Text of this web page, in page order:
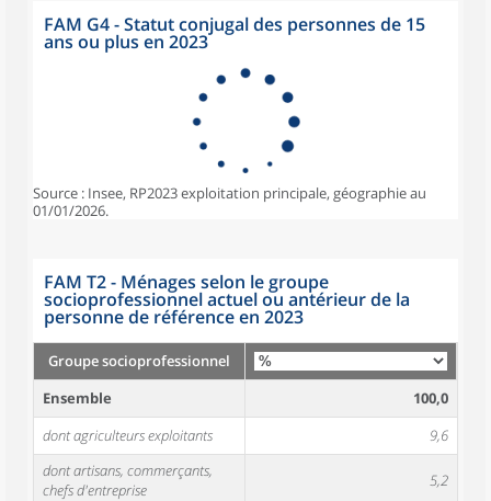
FAM G4 - Statut conjugal des personnes de 15
ans ou plus en 2023
Source : Insee, RP2023 exploitation principale, géographie au
01/01/2026.
FAM T2 - Ménages selon le groupe
socioprofessionnel actuel ou antérieur de la
personne de référence en 2023
Groupe socioprofessionnel
Ensemble
100,0
dont agriculteurs exploitants
9,6
dont artisans, commerçants,
chefs d'entreprise
5,2